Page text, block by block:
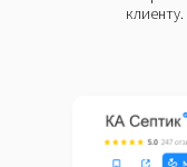
клиенту.